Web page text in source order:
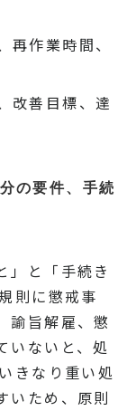
作業時間、
改善目標、達
の要件、手続
」と「手続き
則に懲戒事
諭旨解雇、懲
いないと、処
きなり重い処
いため、原則